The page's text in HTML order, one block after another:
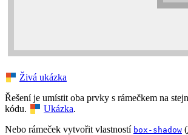
Živá ukázka
Řešení je umístit oba prvky s rámečkem na
kódu.
Ukázka.
Nebo rámeček vytvořit vlastností box-shadow (